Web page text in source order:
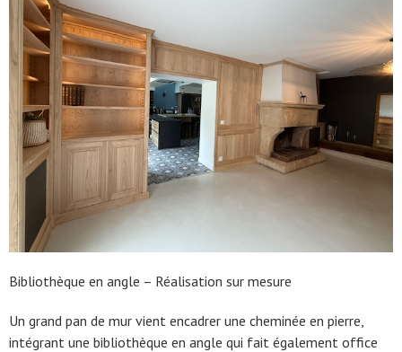
Bibliothèque en angle – Réalisation sur mesure
Un grand pan de mur vient encadrer une cheminée en pierre,
intégrant une bibliothèque en angle qui fait également office